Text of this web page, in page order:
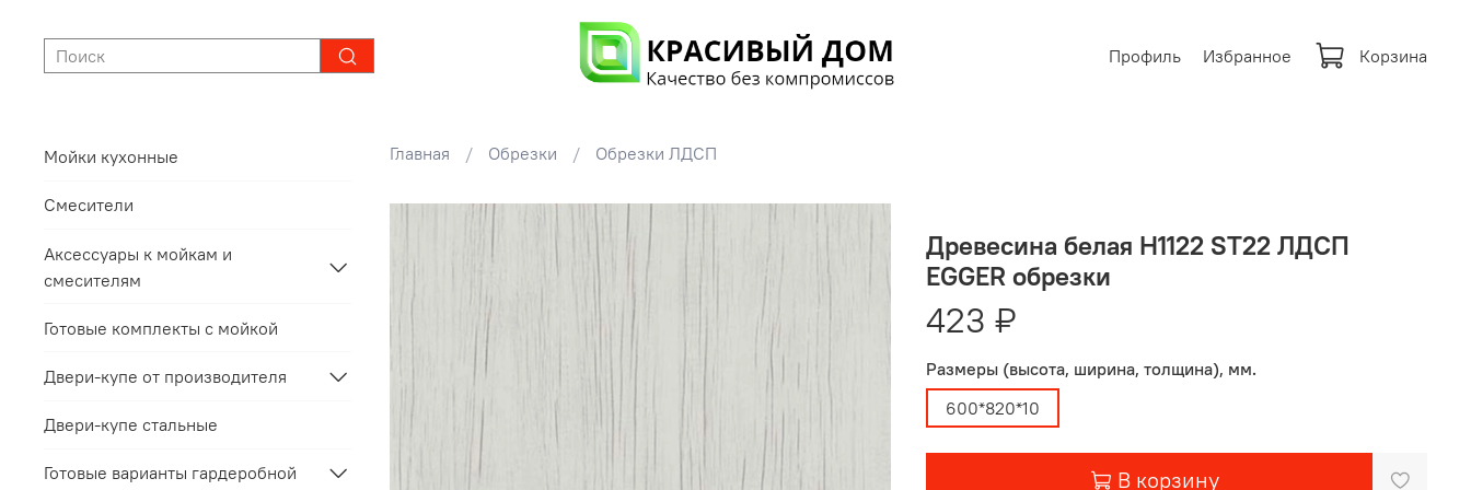
Профиль Избранное Корзина
Главная Обрезки Обрезки ЛДСП
Древесина белая H1122 ST22 ЛДСП
EGGER обрезки
423 ₽
Размеры (высота, ширина, толщина), мм.
600*820*10
В корзину
Мойки кухонные
Смесители
Аксессуары к мойкам и
смесителям
Готовые комплекты с мойкой
Двери-купе от производителя
Двери-купе стальные
Готовые варианты гардеробной